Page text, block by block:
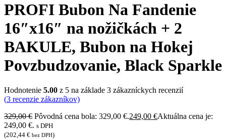
PROFI Bubon Na Fandenie
16″x16″ na nožičkách + 2
BAKULE, Bubon na Hokej
Povzbudzovanie, Black Sparkle
Hodnotenie 5.00 z 5 na základe 3 zákazníckych recenzií
(3 recenzie zákazníkov)
329,00€ Pôvodná cena bola: 329,00 €.249,00 €Aktuálna cena je:
249,00 €. s DPH
(202,44 € bez DPH)